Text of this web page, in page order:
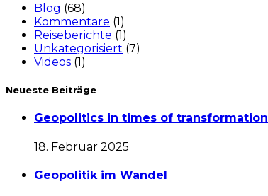
Blog (68)
Kommentare (1)
Reiseberichte (1)
Unkategorisiert (7)
Videos (1)
Neueste Beiträge
Geopolitics in times of transformation
18. Februar 2025
Geopolitik im Wandel